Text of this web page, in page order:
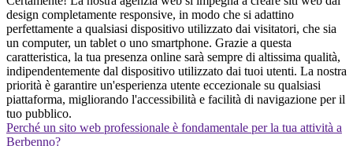
design completamente responsive, in modo che si adattino
perfettamente a qualsiasi dispositivo utilizzato dai visitatori, che sia
un computer, un tablet o uno smartphone. Grazie a questa
caratteristica, la tua presenza online sarà sempre di altissima qualità,
indipendentemente dal dispositivo utilizzato dai tuoi utenti. La nostra
priorità è garantire un'esperienza utente eccezionale su qualsiasi
piattaforma, migliorando l'accessibilità e facilità di navigazione per il
tuo pubblico.
Perché un sito web professionale è fondamentale per la tua attività a
Berbenno?